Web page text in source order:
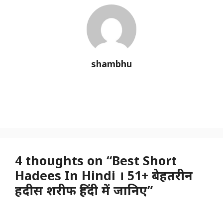
shambhu
4 thoughts on “Best Short
Hadees In Hindi । 51+ बेहतरीन
हदीस शरीफ हिंदी में जानिए”